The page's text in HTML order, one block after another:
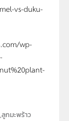
vs-duku-
wp-
ลูกมะพร้าว